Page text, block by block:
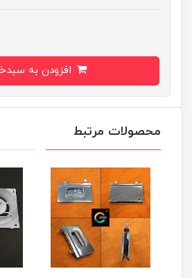
محصولات مرتبط